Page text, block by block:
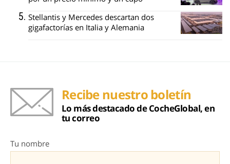
Stellantis y Mercedes descartan dos
gigafactorías en Italia y Alemania
Recibe nuestro boletín
Lo más destacado de CocheGlobal, en
tu correo
Tu nombre